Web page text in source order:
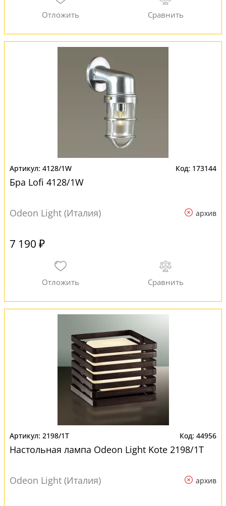
4128/1W 173144
Бра Lofi 4128/1W
Odeon Light (Италия) архив
7 190 ₽
2198/1T 44956
Настольная лампа Odeon Light Kote 2198/1T
Odeon Light (Италия) архив